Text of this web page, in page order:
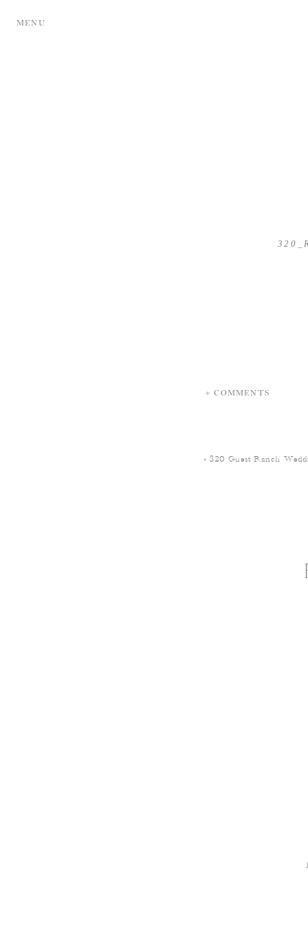
MENU
+ COMMENTS
«320 Guest Ranch